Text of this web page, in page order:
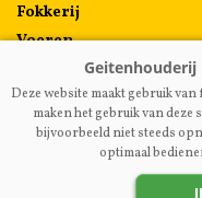
Fokkerij
Voeren
Algemeen
Melkprijzen
Deze website maakt gebruik
maken het gebruik van
bijvoorbeeld niet steeds
optimaal